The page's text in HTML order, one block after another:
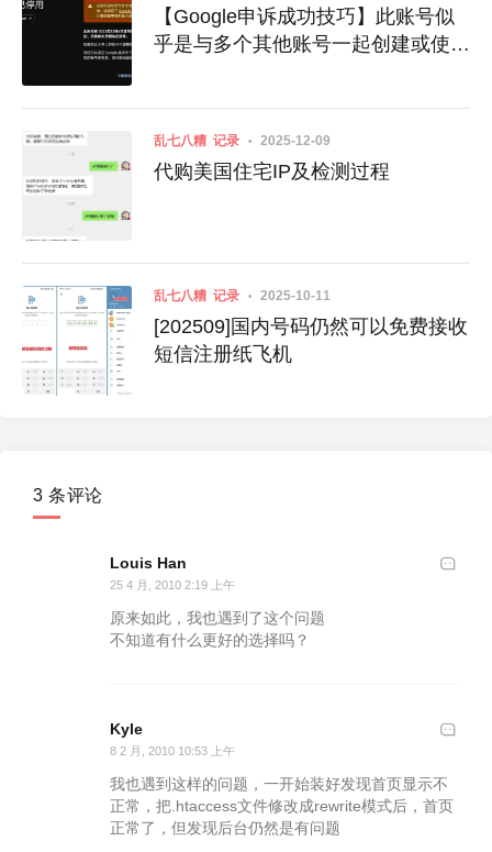
【Google申诉成功技巧】此账号似
乎是与多个其他账号一起创建或使用
乱七八糟 记录 2025-12-09
代购美国住宅IP及检测过程
乱七八糟 记录 2025-10-11
[202509]国内号码仍然可以免费接收
短信注册纸飞机
3 条评论
Louis Han
25 4 月, 2010 2:19 上午
原来如此，我也遇到了这个问题
不知道有什么更好的选择吗？
Kyle
8 2 月, 2010 10:53 上午
我也遇到这样的问题，一开始装好发现首页显示不
正常，把.htaccess文件修改成rewrite模式后，首页
正常了，但发现后台仍然是有问题